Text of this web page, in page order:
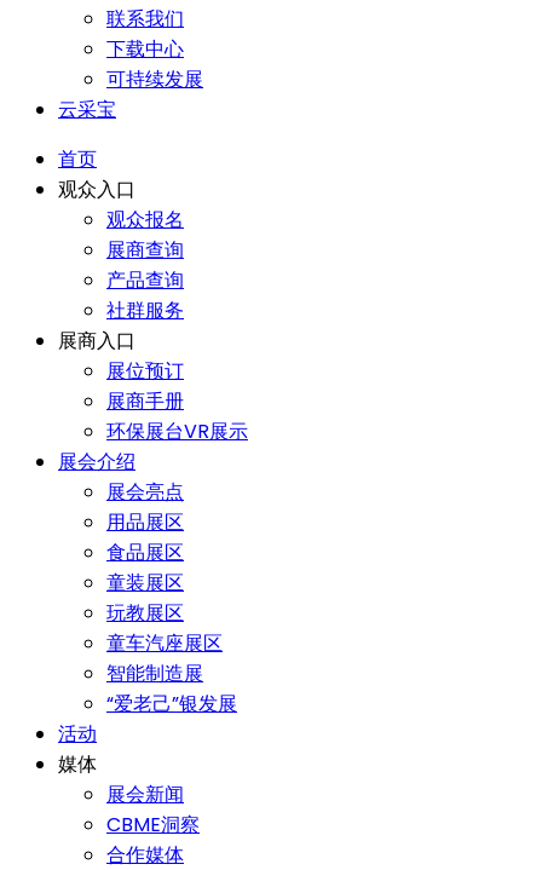
联系我们
下载中心
可持续发展
云采宝
首页
观众入口
观众报名
展商查询
产品查询
社群服务
展商入口
展位预订
展商手册
环保展台VR展示
展会介绍
展会亮点
用品展区
食品展区
童装展区
玩教展区
童车汽座展区
智能制造展
“爱老己”银发展
活动
媒体
展会新闻
CBME洞察
合作媒体